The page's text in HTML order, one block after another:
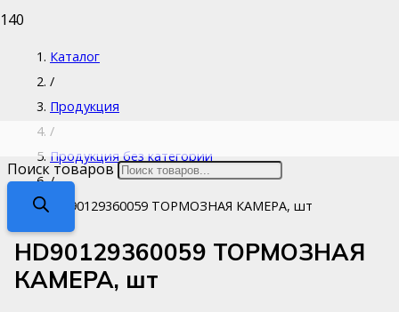
Поиск товаров
Каталог
/
Продукция
/
Продукция без категории
/
HD90129360059 ТОРМОЗНАЯ КАМЕРА, шт
HD90129360059 ТОРМОЗНАЯ
КАМЕРА, шт